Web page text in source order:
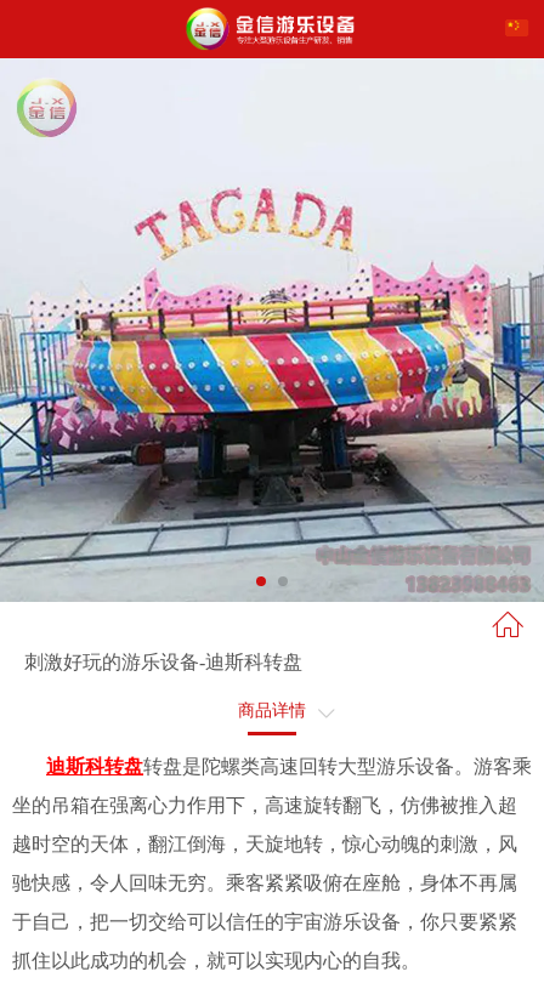
刺激好玩的游乐设备-迪斯科转盘
商品详情
售后服务
迪斯科转盘转盘是陀螺类高速回转大型游乐设备。游客乘
坐的吊箱在强离心力作用下，高速旋转翻飞，仿佛被推入超
越时空的天体，翻江倒海，天旋地转，惊心动魄的刺激，风
驰快感，令人回味无穷。乘客紧紧吸俯在座舱，身体不再属
于自己，把一切交给可以信任的宇宙游乐设备，你只要紧紧
抓住以此成功的机会，就可以实现内心的自我。